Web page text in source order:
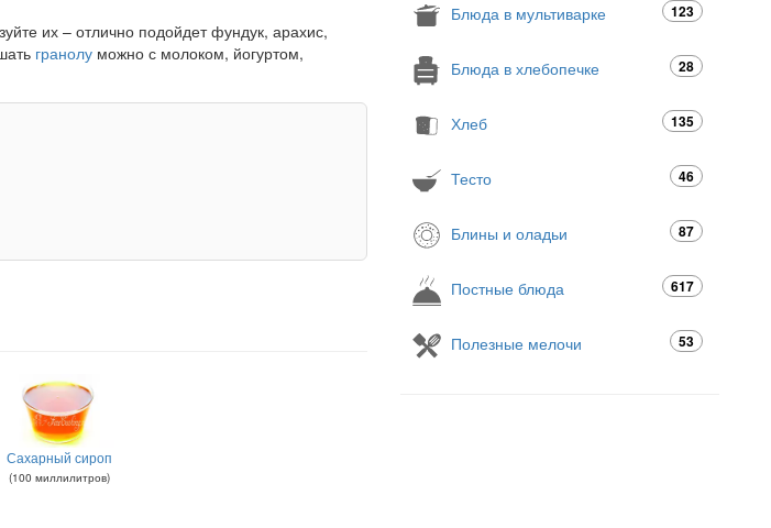
их – отлично подойдет фундук, арахис,
гранолу можно с молоком, йогуртом,
Сахарный сироп
(100 миллилитров)
Блюда в мультиварке 123
Блюда в хлебопечке 28
Хлеб 135
Тесто 46
Блины и оладьи 87
Постные блюда 617
Полезные мелочи 53